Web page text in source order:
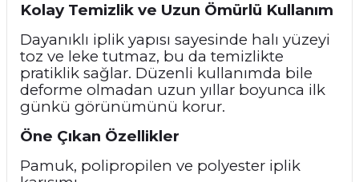
Kolay Temizlik ve Uzun Ömürlü Kullanım
Dayanıklı iplik yapısı sayesinde halı yüzeyi
toz ve leke tutmaz, bu da temizlikte
pratiklik sağlar. Düzenli kullanımda bile
deforme olmadan uzun yıllar boyunca ilk
günkü görünümünü korur.
Öne Çıkan Özellikler
Pamuk, polipropilen ve polyester iplik